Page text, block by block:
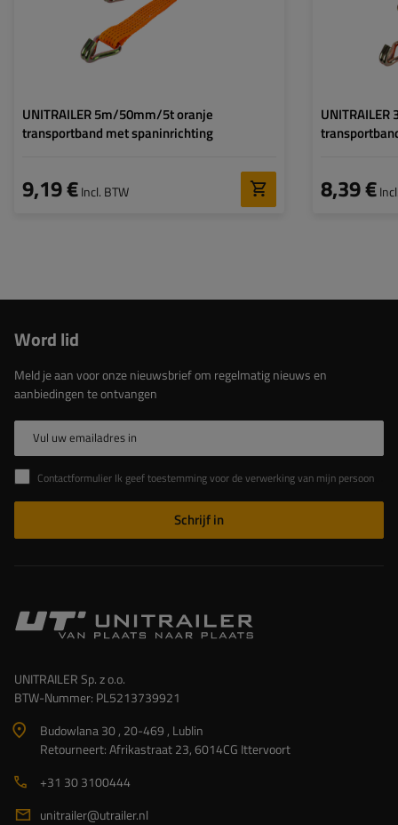
UNITRAILER 5m/50mm/5t oranje
transportband met spaninrichting
9,19 €Incl. BTW
Standaard voorspankracht 300 daN
8,39 €
Standaard
Word lid
Meld je aan voor onze nieuwsbrief om regelmatig nieuws en
aanbiedingen te ontvangen
Vul uw emailadres in
Contactformulier Ik geef toestemming voor de verwerking van mijn persoonlijke gegevens in het contactformulier in overeenstemming met de Verordening van het Europees Parlement en de Raad (EU)
Schrijf in
UNITRAILER Sp. z o.o.
BTW-Nummer: PL5213739921
Budowlana 30 , 20-469 , Lublin
Retourneert: Afrikastraat 23, 6014CG Ittervoort
+31 30 3100444
unitrailer@utrailer.nl